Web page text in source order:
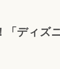
「ディズ